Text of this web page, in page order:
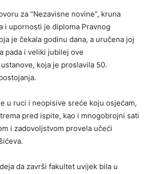
za “Nezavisne novine”, kruna
i upornosti je diploma Pravnog
je čekala godinu dana, a uručena joj
pada i veliki jubilej ove
koja je proslavila 50.
u ruci i neopisive sreće koju osjećam,
pred ispite, kao i mnogobrojni sati
i zadovoljstvom provela učeći
da završi fakultet uvijek bila u